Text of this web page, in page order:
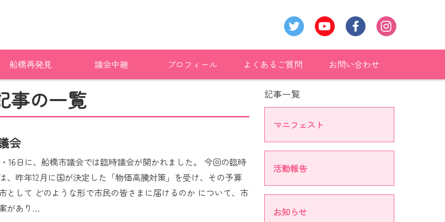
船橋再発見 議会中継 プロフィール よくあるご質問 お問い合わせ
事の一覧
会
・16日に、船橋市議会では臨時議会が開かれました。 今回の臨時
、昨年12月に国が決定した「物価高騰対策」を受け、その予算
として どのような形で市民の皆さまに届けるのか について、市
があり …
記事一覧
マニフェスト
活動報告
お知らせ